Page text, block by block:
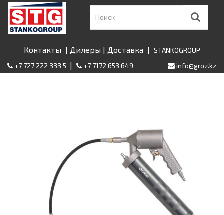
Контакты | Дилеры | Доставка | STANKOGROUP
+7 727 222 333 5 | +7 7172 653 649 info@groz.kz